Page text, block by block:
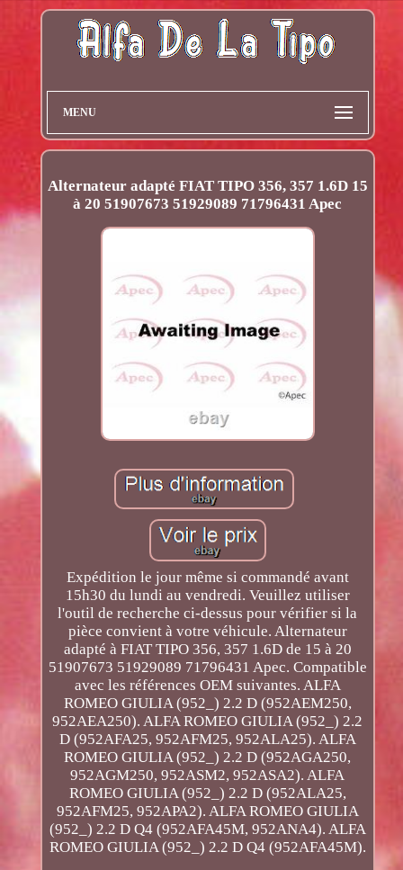
MENU
Alternateur adapté FIAT TIPO 356, 357 1.6D 15
à 20 51907673 51929089 71796431 Apec
Expédition le jour même si commandé avant
15h30 du lundi au vendredi. Veuillez utiliser
l'outil de recherche ci-dessus pour vérifier si la
pièce convient à votre véhicule. Alternateur
adapté à FIAT TIPO 356, 357 1.6D de 15 à 20
51907673 51929089 71796431 Apec. Compatible
avec les références OEM suivantes. ALFA
ROMEO GIULIA (952_) 2.2 D (952AEM250,
952AEA250). ALFA ROMEO GIULIA (952_) 2.2
D (952AFA25, 952AFM25, 952ALA25). ALFA
ROMEO GIULIA (952_) 2.2 D (952AGA250,
952AGM250, 952ASM2, 952ASA2). ALFA
ROMEO GIULIA (952_) 2.2 D (952ALA25,
952AFM25, 952APA2). ALFA ROMEO GIULIA
(952_) 2.2 D Q4 (952AFA45M, 952ANA4). ALFA
ROMEO GIULIA (952_) 2.2 D Q4 (952AFA45M).